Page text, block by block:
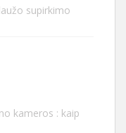
supirkimo
kameros : kaip